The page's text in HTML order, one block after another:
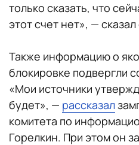
только сказать, что
этот счет нет», — сказал
Также информацию о
блокировке подвергли
«Мои источники
будет», — рассказал
комитета по
Горелкин. При этом он